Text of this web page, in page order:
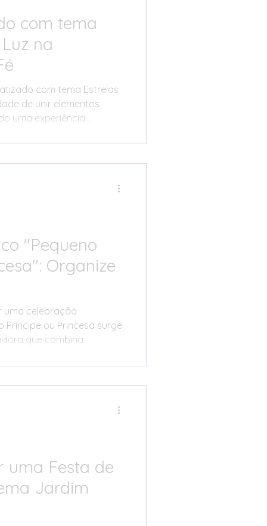
com tema
na
com tema Estrelas
de unir elementos
uma experiência
suavidade prateada da
e roxos etéreos
mas também
ainda mai
"Pequeno
Organize
uma celebração
Príncipe ou Princesa surge
que combina
um novo membro à
a pureza, a inocência e
uma Festa de
Jardim